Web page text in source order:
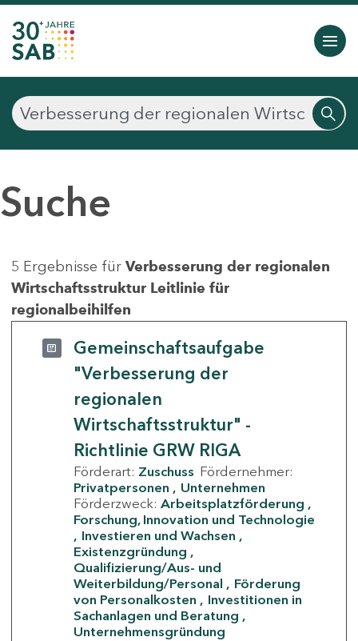
Suche
5 Ergebnisse für Verbesserung der regionalen
Wirtschaftsstruktur Leitlinie für
regionalbeihilfen
Gemeinschaftsaufgabe
"Verbesserung der
regionalen
Wirtschaftsstruktur" -
Richtlinie GRW RIGA
Förderart: Zuschuss Fördernehmer:
Privatpersonen
Unternehmen
Förderzweck: Arbeitsplatzförderung
Forschung, Innovation und Technologie
Investieren und Wachsen
Existenzgründung
Qualifizierung/Aus- und
Weiterbildung/Personal
Förderung
von Personalkosten
Investitionen in
Sachanlagen und Beratung
Unternehmensgründung